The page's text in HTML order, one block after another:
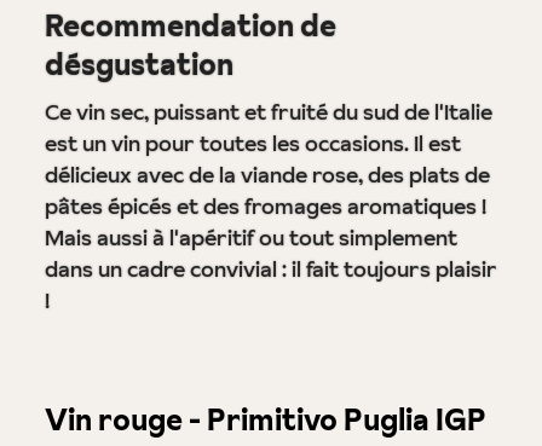
Recommendation de
désgustation
Ce vin sec, puissant et fruité du sud de l'Italie
est un vin pour toutes les occasions. Il est
délicieux avec de la viande rose, des plats de
pâtes épicés et des fromages aromatiques !
Mais aussi à l'apéritif ou tout simplement
dans un cadre convivial : il fait toujours plaisir
!
Vin rouge - Primitivo Puglia IGP